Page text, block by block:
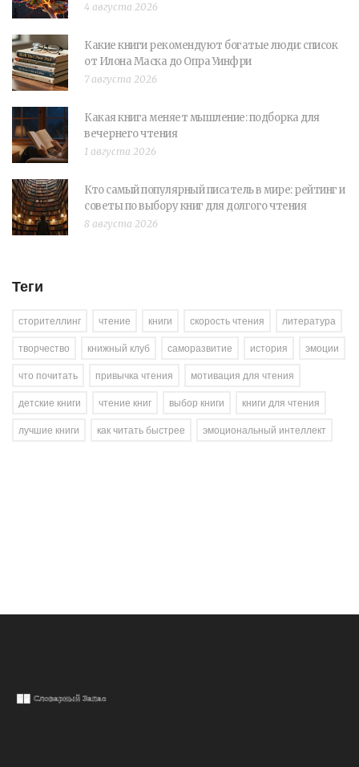
4 августа 2026
Какие книги рекомендуют богатые люди: список
от Илона Маска до Опра Уинфри
7 августа 2026
Какая книга меняет мышление: подборка для
вечернего чтения
1 августа 2026
Кто самый популярный писатель в мире: рейтинг и
советы по выбору книг для долгого чтения
8 августа 2026
Теги
сторителлинг чтение книги скорость чтения
литература
творчество
книжный клуб саморазвитие история
эмоции
что почитать
привычка чтения
мотивация для чтения
детские книги
чтение книг выбор книги
книги для чтения
лучшие книги
как читать быстрее эмоциональный интеллект